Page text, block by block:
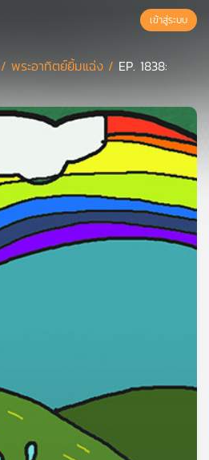
เข้าสู่ระบบ
/พระอาทิตย์ยิ้มแฉ่ง / EP. 1838: